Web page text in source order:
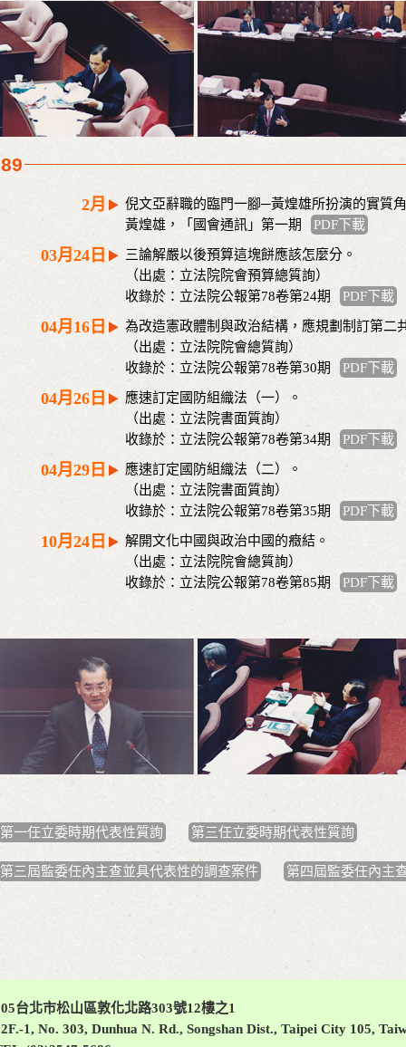
2月
倪文亞辭職的臨門一腳─黃煌雄所扮演的實質
黃煌雄，「國會通訊」第一期
PDF下載
03月24日
三論解嚴以後預算這塊餅應該怎麼分。
（出處：立法院院會預算總質詢）
收錄於：立法院公報第78卷第24期
PDF下載
04月16日
為改造憲政體制與政治結構，應規劃制訂第二
（出處：立法院院會總質詢）
收錄於：立法院公報第78卷第30期
PDF下載
04月26日
應速訂定國防組織法（一）。
（出處：立法院書面質詢）
收錄於：立法院公報第78卷第34期
PDF下載
04月29日
應速訂定國防組織法（二）。
（出處：立法院書面質詢）
收錄於：立法院公報第78卷第35期
PDF下載
10月24日
解開文化中國與政治中國的癥結。
（出處：立法院院會總質詢）
收錄於：立法院公報第78卷第85期
PDF下載
第一任立委時期代表性質詢 第三任立委時期代表性質詢
第三屆監委任內主查並具代表性的調查案件 第四屆監委任內主
台北市松山區敦化北路303號12樓之1
1, No. 303, Dunhua N. Rd., Songshan Dist., Taipei City 105,